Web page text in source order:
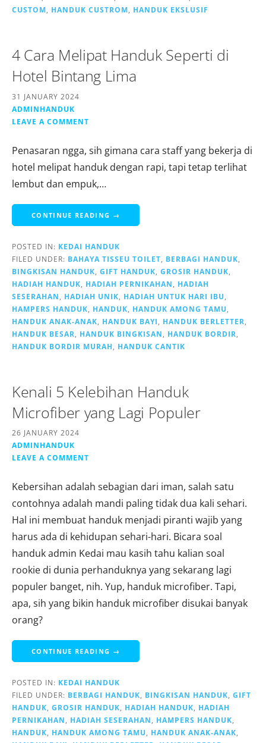
CUSTOM, HANDUK CUSTROM, HANDUK EKSLUSIF
4 Cara Melipat Handuk Seperti di
Hotel Bintang Lima
31 JANUARY 2024
ADMINHANDUK
LEAVE A COMMENT
Penasaran ngga, sih gimana cara staff yang bekerja di
hotel melipat handuk dengan rapi, tapi tetap terlihat
lembut dan empuk,…
CONTINUE READING →
POSTED IN: KEDAI HANDUK
FILED UNDER: BAHAYA TISSEU TOILET BERBAGI HANDUK
BINGKISAN HANDUK GIFT HANDUK GROSIR HANDUK
HADIAH HANDUK
HADIAH PERNIKAHAN
HADIAH
SESERAHAN
HADIAH UNIK HADIAH UNTUK HARI IBU
HAMPERS HANDUK
HANDUK HANDUK AMONG TAMU
HANDUK ANAK-ANAK
HANDUK BAYI HANDUK BERLETTER
HANDUK BESAR
HANDUK BINGKISAN HANDUK BORDIR
HANDUK BORDIR MURAH
HANDUK CANTIK
Kenali 5 Kelebihan Handuk
Microfiber yang Lagi Populer
26 JANUARY 2024
ADMINHANDUK
LEAVE A COMMENT
Kebersihan adalah sebagian dari iman, salah satu
contohnya adalah mandi paling tidak dua kali sehari.
Hal ini membuat handuk menjadi piranti wajib yang
harus ada di kehidupan sehari-hari. Bicara soal
handuk admin Kedai mau kasih tahu kalian soal
rookie di dunia perhanduknya yang sekarang lagi
populer banget, nih. Yup, handuk microfiber. Tapi,
apa, sih yang bikin handuk microfiber disukai banyak
orang?
CONTINUE READING →
POSTED IN: KEDAI HANDUK
FILED UNDER: BERBAGI HANDUK BINGKISAN HANDUK GIFT
HANDUK GROSIR HANDUK HADIAH HANDUK
HADIAH
PERNIKAHAN
HADIAH SESERAHAN HAMPERS HANDUK
HANDUK
HANDUK AMONG TAMU HANDUK ANAK-ANAK